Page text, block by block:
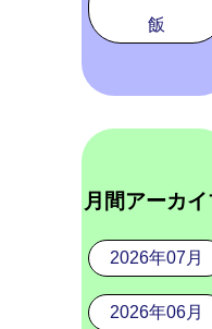
飯
月間アーカ
2026年07月
2026年06月